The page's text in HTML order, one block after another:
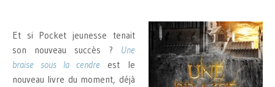
Et si Pocket jeunesse tenait
son nouveau succès ? Une
braise sous la cendre est le
nouveau livre du moment, déjà